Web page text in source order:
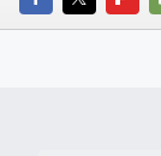
FACEBOOK
TWITTER